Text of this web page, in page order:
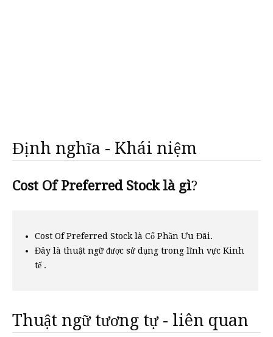
Định nghĩa - Khái niệm
Cost Of Preferred Stock là gì?
Cost Of Preferred Stock là Cổ Phần Ưu Đãi.
Đây là thuật ngữ được sử dụng trong lĩnh vực Kinh
tế .
Thuật ngữ tương tự - liên quan